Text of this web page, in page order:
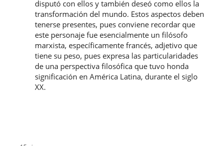
disputó con ellos y también deseó como ellos la
transformación del mundo. Estos aspectos deben
tenerse presentes, pues conviene recordar que
este personaje fue esencialmente un filósofo
marxista, específicamente francés, adjetivo que
tiene su peso, pues expresa las particularidades
de una perspectiva filosófica que tuvo honda
significación en América Latina, durante el siglo
XX.